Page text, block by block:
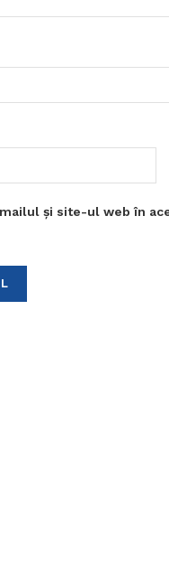
și site-ul web în